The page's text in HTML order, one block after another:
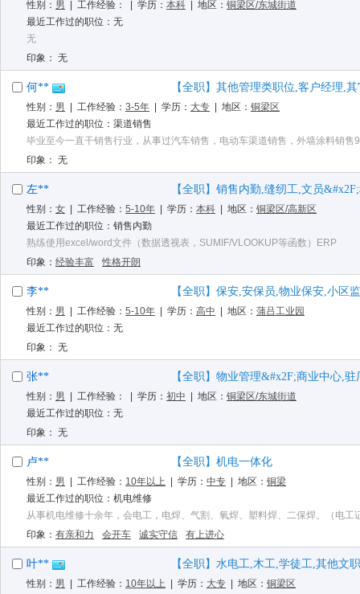
性别： 男 | 工作经验： | 学历： 本科 | 地区： 铜梁区/东城街道
最近工作过的职位：无
无
印象： 无
何** 【全职】其他管理类职位,客户经理,
性别： 男 | 工作经验： 3-5年 | 学历： 大专 | 地区： 铜梁区
最近工作过的职位：渠道销售
毕业至今一直干销售行业，从事过汽车销售，电动车渠道销售，外墙涂料销
印象： 无
左** 【全职】销售内勤,缝纫工,文员
性别： 女 | 工作经验： 5-10年 | 学历： 本科 | 地区： 铜梁区/高新区
最近工作过的职位：销售内勤
熟练使用excel/word文件（数据透视表，SUMIF/VLOOKUP等函数）ERP
印象： 经验丰富 性格开朗
李** 【全职】保安,安保员,物业保安,小区
性别： 男 | 工作经验： 5-10年 | 学历： 高中 | 地区： 蒲吕工业园
最近工作过的职位：无
印象： 无
张** 【全职】物业管理&#x2F;商业中心,
性别： 男 | 工作经验： | 学历： 初中 | 地区： 铜梁区/东城街道
最近工作过的职位：无
印象： 无
卢** 【全职】机电一体化
性别： 男 | 工作经验： 10年以上 | 学历： 中专 | 地区： 铜梁
最近工作过的职位：机电维修
从事机电维修十余年，会电工，电焊、气割、氧焊、塑料焊、二保焊。（电工
印象： 有亲和力 会开车 诚实守信 有上进心
叶** 【全职】水电工,木工,学徒工,其他文
性别： 男 | 工作经验： 10年以上 | 学历： 大专 | 地区： 铜梁区